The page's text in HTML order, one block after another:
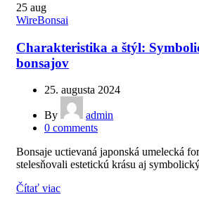
25 aug
WireBonsai
Charakteristika a štýl:
bonsajov
25. augusta 2024
By
admin
0 comments
Bonsaje uctievaná japonská umelecká
stelesňovali estetickú krásu aj
Čítať viac